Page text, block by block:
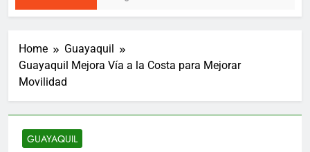
Home
Guayaquil
Guayaquil Mejora Vía a la Costa para Mejorar
Movilidad
GUAYAQUIL